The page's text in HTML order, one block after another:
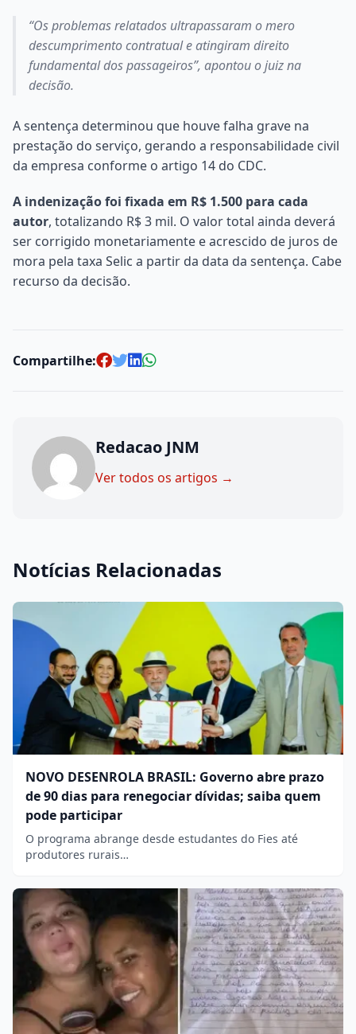
“Os problemas relatados ultrapassaram o mero
descumprimento contratual e atingiram direito
fundamental dos passageiros”, apontou o juiz na
decisão.
A sentença determinou que houve falha grave na
prestação do serviço, gerando a responsabilidade civil
da empresa conforme o artigo 14 do CDC.
A indenização foi fixada em R$ 1.500 para cada
autor, totalizando R$ 3 mil. O valor total ainda deverá
ser corrigido monetariamente e acrescido de juros de
mora pela taxa Selic a partir da data da sentença. Cabe
recurso da decisão.
Compartilhe:
Redacao JNM
Ver todos os artigos →
Notícias Relacionadas
NOVO DESENROLA BRASIL: Governo abre prazo
de 90 dias para renegociar dívidas; saiba quem
pode participar
O programa abrange desde estudantes do Fies até
produtores rurais…